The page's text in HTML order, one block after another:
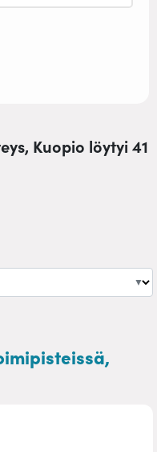
Kuopio löytyi 41
▼